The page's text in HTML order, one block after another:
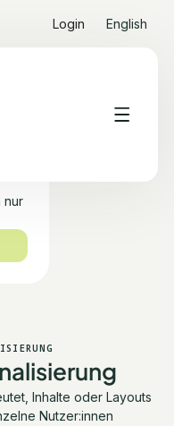
Login English
nur
Inhalte oder Layouts
Nutzer:innen